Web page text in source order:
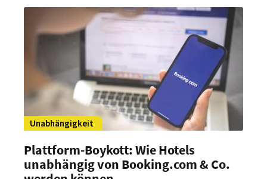
irreführend. Die RCC stuft die Darstellung als
unlautere Werbung ein.
Unabhängigkeit
Plattform-Boykott: Wie Hotels
unabhängig von Booking.com & Co.